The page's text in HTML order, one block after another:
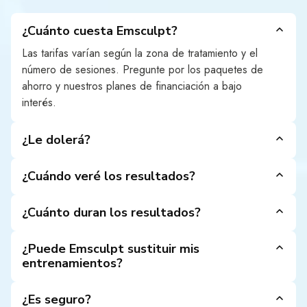
¿Cuánto cuesta Emsculpt?
Las tarifas varían según la zona de tratamiento y el
número de sesiones. Pregunte por los paquetes de
ahorro y nuestros planes de financiación a bajo
interés.
¿Le dolerá?
inusuales pero no dolorosas. La mayoría de los
¿Cuándo veré los resultados?
semanasy alcanza su punto álgidoa los 3 meses
eliminan las células grasas.
¿Cuánto duran los resultados?
meses; el mantenimiento trimestral mantiene tu
definición.
¿Puede Emsculpt sustituir mis
entrenamientos?
regular y una nutrición equilibrada siguen siendo
¿Es seguro?